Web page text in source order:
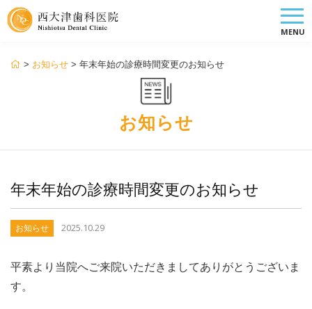
MENU
> お知らせ > 年末年始の診療時間変更のお知らせ
お知らせ
年末年始の診療時間変更のお知らせ
お知らせ 2025.10.29
平素より当院へご来院いただきましてありがとうございま
す。